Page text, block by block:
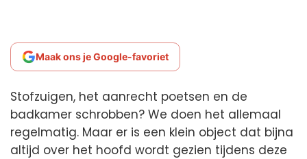
Maak ons je Google-favoriet
Stofzuigen, het aanrecht poetsen en de
badkamer schrobben? We doen het allemaal
regelmatig. Maar er is een klein object dat bijna
altijd over het hoofd wordt gezien tijdens deze